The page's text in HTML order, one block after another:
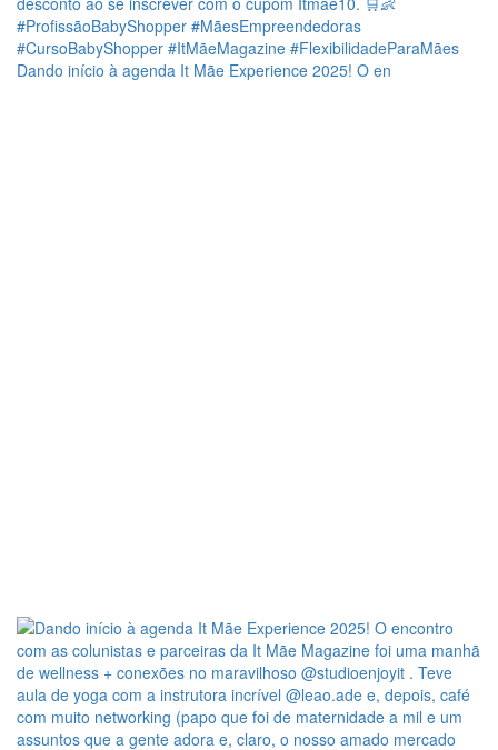
Dando início à agenda It Mãe Experience 2025! O en